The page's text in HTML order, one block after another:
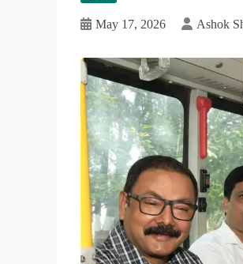
May 17, 2026 Ashok